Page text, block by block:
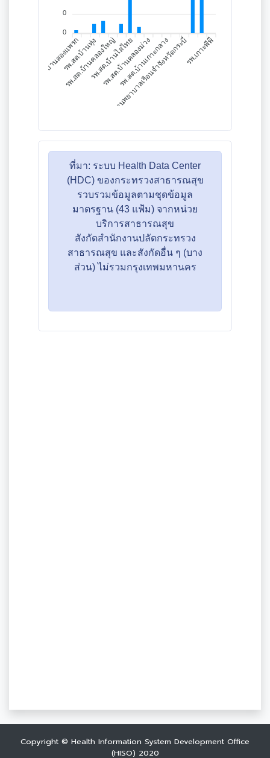
Copyright © Health Information System Development Office
(HISO) 2020